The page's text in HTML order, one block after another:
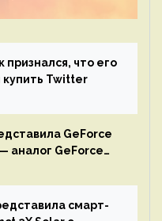
признался, что его
купить Twitter
GeForce
аналог GeForce
смарт-